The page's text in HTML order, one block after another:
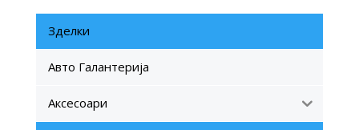
Зделки
Авто Галантерија
Аксесоари